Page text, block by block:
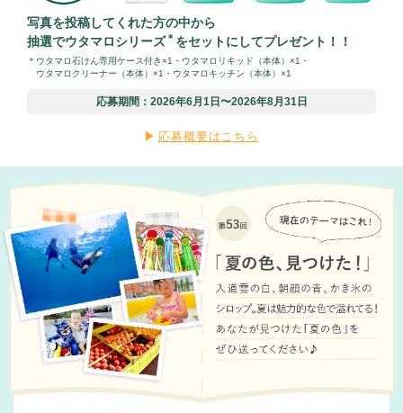
写真を投稿してくれた方の中から
抽選でウタマロシリーズ＊ をセットにしてプレゼント！！
＊ウタマロ石けん専用ケース付き×1・ウタマロリキッド（本体）×1・
ウタマロクリーナー（本体）×1・ウタマロキッチン（本体）×1
応募期間：2026年6⽉1⽇〜2026年8⽉31⽇
応募概要はこちら